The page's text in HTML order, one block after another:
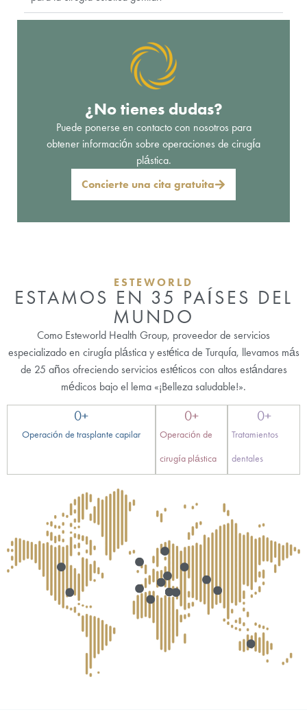
¿No tienes dudas?
Puede ponerse en contacto con nosotros para
obtener información sobre operaciones de cirugía
plástica.
Concierte una cita gratuita
ESTEWORLD
ESTAMOS EN 35 PAÍSES DEL
MUNDO
Como Esteworld Health Group, proveedor de servicios
especializado en cirugía plástica y estética de Turquía, llevamos más
de 25 años ofreciendo servicios estéticos con altos estándares
médicos bajo el lema «¡Belleza saludable!».
Operación de trasplante capilar
0+
Operación de
cirugía plástica
0+
Tratamientos
dentales
0+